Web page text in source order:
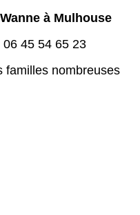
à Mulhouse
06 45 54 65 23
familles nombreuses